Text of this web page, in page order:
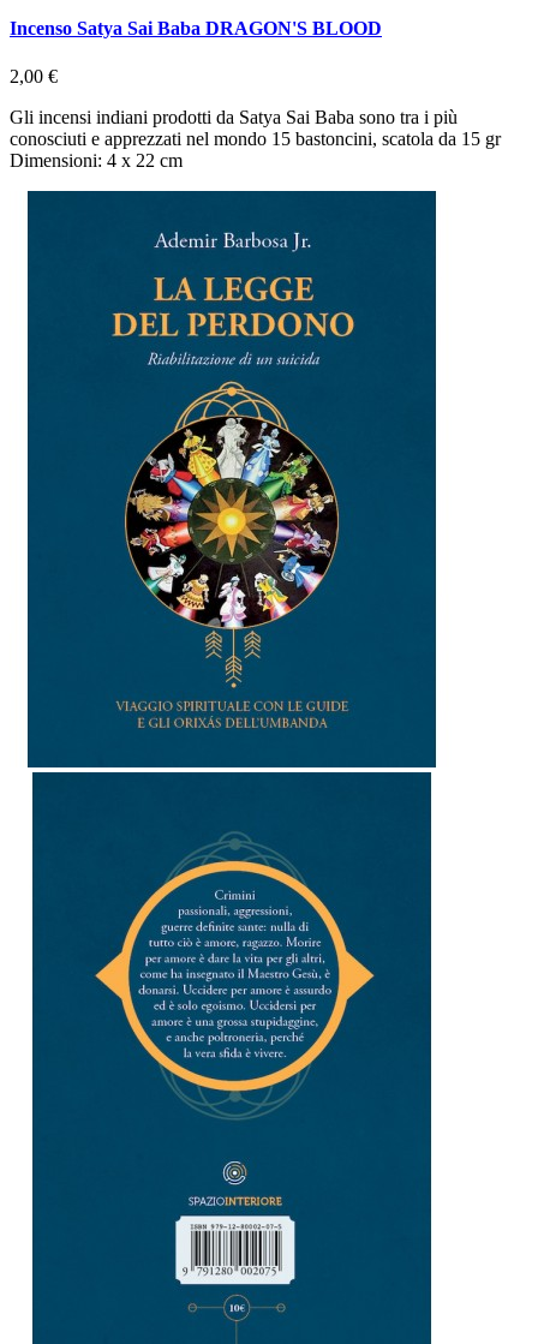
Incenso Satya Sai Baba DRAGON'S BLOOD
2,00 €
Gli incensi indiani prodotti da Satya Sai Baba sono tra i più
conosciuti e apprezzati nel mondo 15 bastoncini, scatola da 15 gr
Dimensioni: 4 x 22 cm